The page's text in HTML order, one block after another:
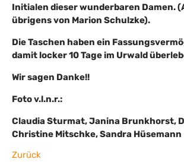
Initialen dieser wunderbaren Damen.
übrigens von Marion Schulzke).
Die Taschen haben ein
damit locker 10 Tage im Urwald
Wir sagen Danke!!
Foto v.l.n.r.:
Claudia Sturmat, Janina Brunkhorst,
Christine Mitschke, Sandra Hüsemann
Zurück